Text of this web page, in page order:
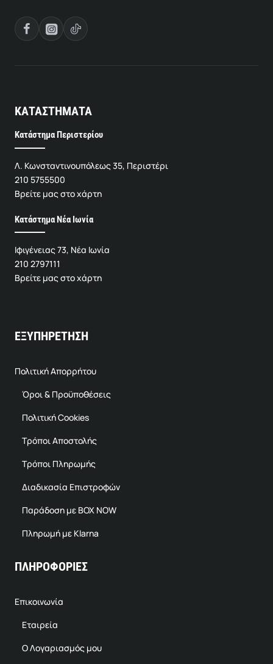
ΚΑΤΑΣΤΗΜΑΤΑ
Κατάστημα Περιστερίου
Λ. Κωνσταντινουπόλεως 35, Περιστέρι
210 5755500
Βρείτε μας στο χάρτη
Κατάστημα Νέα Ιωνία
Ιφιγένειας 73, Νέα Ιωνία
210 2797111
Βρείτε μας στο χάρτη
ΕΞΥΠΗΡΕΤΗΣΗ
Πολιτική Απορρήτου
Όροι & Προϋποθέσεις
Πολιτική Cookies
Τρόποι Αποστολής
Τρόποι Πληρωμής
Διαδικασία Επιστροφών
Παράδοση με BOX NOW
Πληρωμή με Klarna
ΠΛΗΡΟΦΟΡΙΕΣ
Επικοινωνία
Εταιρεία
Ο Λογαριασμός μου